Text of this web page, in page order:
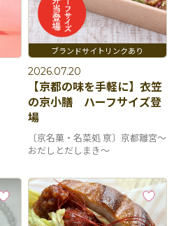
2026.07.20
【京都の味を手軽に】衣笠
の京小膳 ハーフサイズ登
場
〔京名菓・名菜処 亰〕京都離宮～
おだしとだしまき～